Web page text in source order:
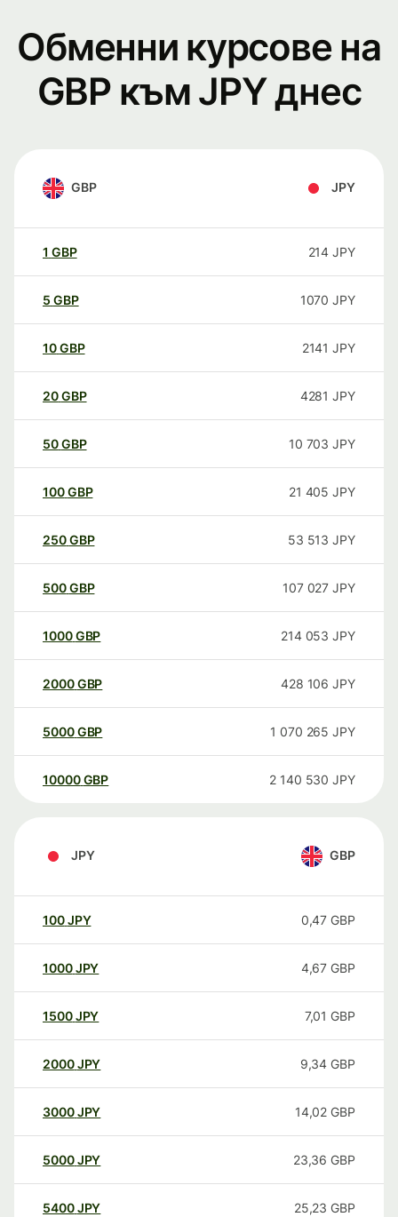
Обменни курсове на
GBP към JPY днес
GBP JPY
1 GBP 214 JPY
5 GBP 1070 JPY
10GBP 2141 JPY
20GBP 4281 JPY
50GBP 10 703 JPY
100GBP 21 405 JPY
250GBP 53 513 JPY
500GBP 107 027 JPY
1000GBP 214 053 JPY
2000GBP 428 106 JPY
5000GBP 1 070 265 JPY
10000 GBP 2 140 530 JPY
JPY GBP
100JPY 0,47 GBP
1000JPY 4,67 GBP
1500JPY 7,01 GBP
2000JPY 9,34 GBP
3000JPY 14,02 GBP
5000JPY 23,36 GBP
5400JPY 25,23 GBP